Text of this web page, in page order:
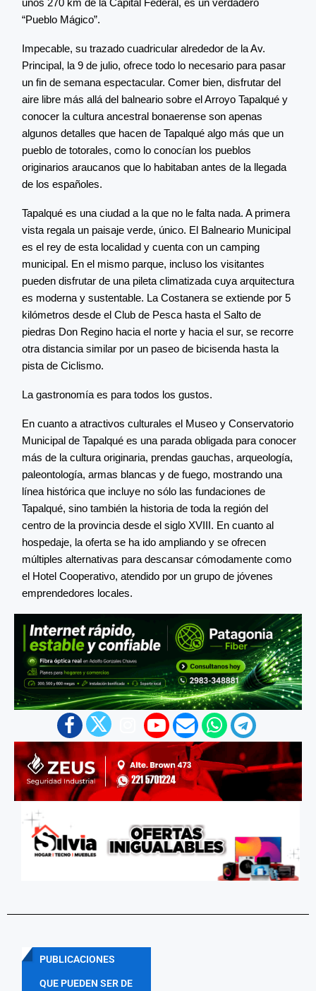
“Pueblo Mágico”.
Impecable, su trazado cuadricular alrededor de la Av.
Principal, la 9 de julio, ofrece todo lo necesario para pasar
un fin de semana espectacular. Comer bien, disfrutar del
aire libre más allá del balneario sobre el Arroyo Tapalqué y
conocer la cultura ancestral bonaerense son apenas
algunos detalles que hacen de Tapalqué algo más que un
pueblo de totorales, como lo conocían los pueblos
originarios araucanos que lo habitaban antes de la llegada
de los españoles.
Tapalqué es una ciudad a la que no le falta nada. A primera
vista regala un paisaje verde, único. El Balneario Municipal
es el rey de esta localidad y cuenta con un camping
municipal. En el mismo parque, incluso los visitantes
pueden disfrutar de una pileta climatizada cuya arquitectura
es moderna y sustentable. La Costanera se extiende por 5
kilómetros desde el Club de Pesca hasta el Salto de
piedras Don Regino hacia el norte y hacia el sur, se recorre
otra distancia similar por un paseo de bicisenda hasta la
pista de Ciclismo.
La gastronomía es para todos los gustos.
En cuanto a atractivos culturales el Museo y Conservatorio
Municipal de Tapalqué es una parada obligada para conocer
más de la cultura originaria, prendas gauchas, arqueología,
paleontología, armas blancas y de fuego, mostrando una
línea histórica que incluye no sólo las fundaciones de
Tapalqué, sino también la historia de toda la región del
centro de la provincia desde el siglo XVIII. En cuanto al
hospedaje, la oferta se ha ido ampliando y se ofrecen
múltiples alternativas para descansar cómodamente como
el Hotel Cooperativo, atendido por un grupo de jóvenes
emprendedores locales.
PUBLICACIONES
QUE PUEDEN SER DE